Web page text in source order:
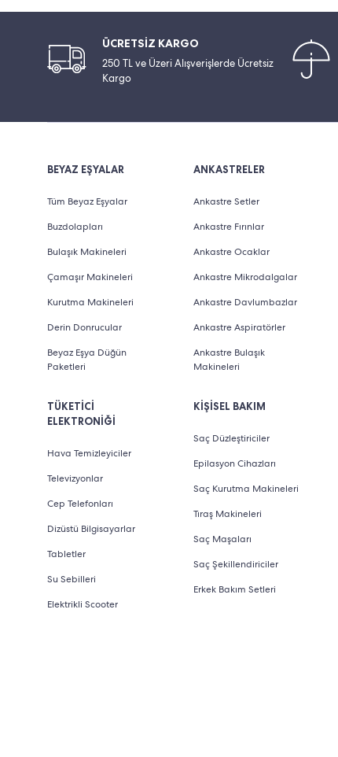
ÜCRETSİZ KARGO
250 TL ve Üzeri Alışverişlerde Ücretsiz
Kargo
BEYAZ EŞYALAR
Tüm Beyaz Eşyalar
Buzdolapları
Bulaşık Makineleri
Çamaşır Makineleri
Kurutma Makineleri
Derin Donrucular
Beyaz Eşya Düğün
Paketleri
TÜKETİCİ
ELEKTRONİĞİ
Hava Temizleyiciler
Televizyonlar
Cep Telefonları
Dizüstü Bilgisayarlar
Tabletler
Su Sebilleri
Elektrikli Scooter
ANKASTRELER
Ankastre Setler
Ankastre Fırınlar
Ankastre Ocaklar
Ankastre Mikrodalgalar
Ankastre Davlumbazlar
Ankastre Aspiratörler
Ankastre Bulaşık
Makineleri
KİŞİSEL BAKIM
Saç Düzleştiriciler
Epilasyon Cihazları
Saç Kurutma Makineleri
Tıraş Makineleri
Saç Maşaları
Saç Şekillendiriciler
Erkek Bakım Setleri